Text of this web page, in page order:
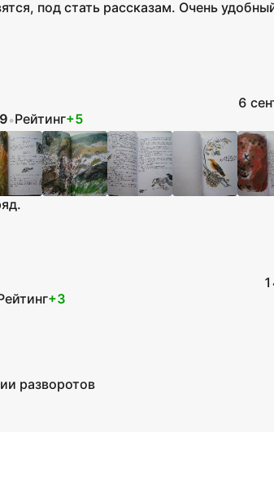
под стать рассказам. Очень
6
•Рейтинг+5
+3
разворотов